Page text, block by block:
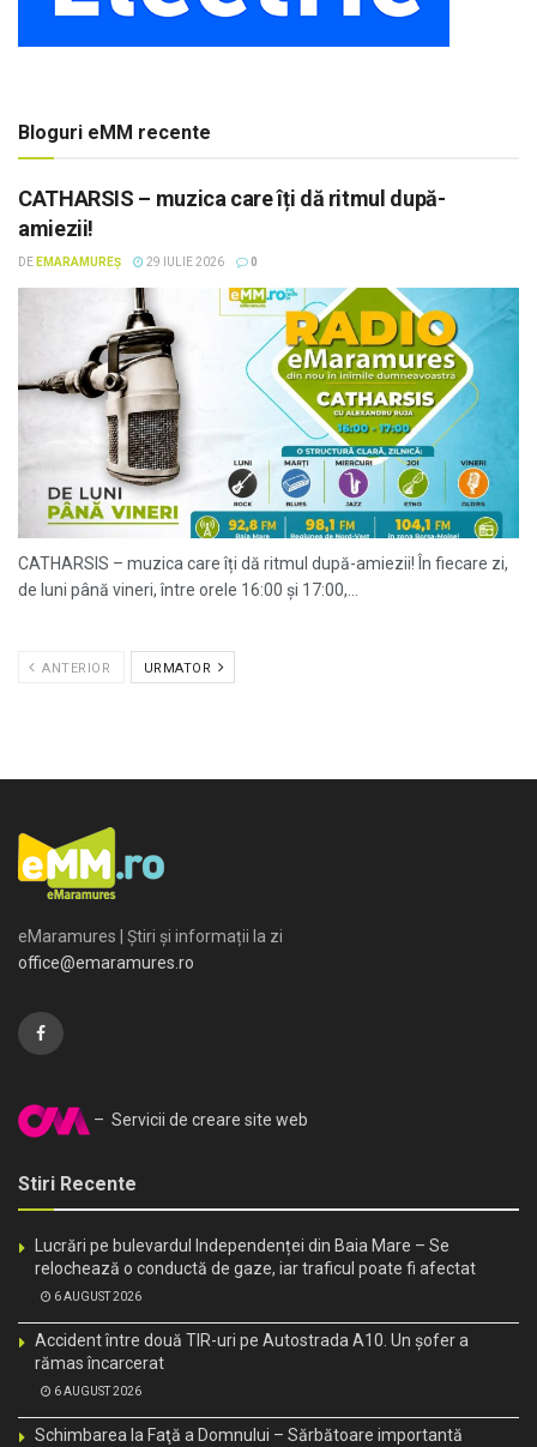
Bloguri eMM recente
CATHARSIS – muzica care îți dă ritmul după-
amiezii!
DE EMARAMUREȘ 29 IULIE 2026 0
CATHARSIS – muzica care îți dă ritmul după-amiezii! În fiecare zi,
de luni până vineri, între orele 16:00 și 17:00,...
ANTERIOR URMATOR
eMaramures | Știri și informații la zi
office@emaramures.ro
– Servicii de creare site web
Stiri Recente
Lucrări pe bulevardul Independenței din Baia Mare – Se
relochează o conductă de gaze, iar traficul poate fi afectat
6 AUGUST 2026
Accident între două TIR-uri pe Autostrada A10. Un șofer a
rămas încarcerat
6 AUGUST 2026
Schimbarea la Faţă a Domnului – Sărbătoare importantă